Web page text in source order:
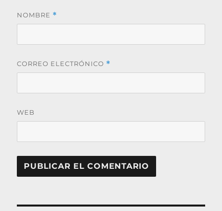
NOMBRE *
CORREO ELECTRÓNICO *
WEB